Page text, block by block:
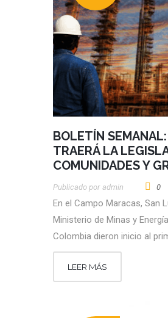
BOLETÍN
TRAERÁ LA
COMUNIDADES Y
Publicado por Admin 0
En el Campo Maracas, San
Ministerio de Minas y
Colombia dieron inicio al
LEER MÁS